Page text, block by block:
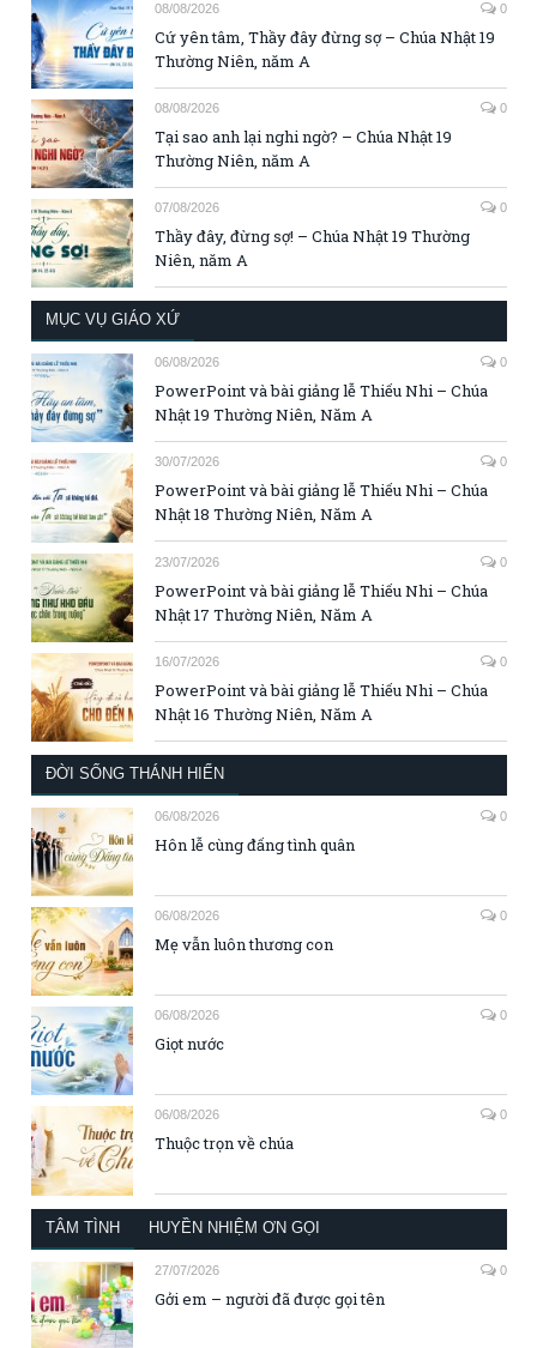
08/08/2026 0
Cứ yên tâm, Thầy đây đừng sợ – Chúa Nhật 19
Thường Niên, năm A
08/08/2026 0
Tại sao anh lại nghi ngờ? – Chúa Nhật 19
Thường Niên, năm A
07/08/2026 0
Thầy đây, đừng sợ! – Chúa Nhật 19 Thường
Niên, năm A
MỤC VỤ GIÁO XỨ
06/08/2026 0
PowerPoint và bài giảng lễ Thiếu Nhi – Chúa
Nhật 19 Thường Niên, Năm A
30/07/2026 0
PowerPoint và bài giảng lễ Thiếu Nhi – Chúa
Nhật 18 Thường Niên, Năm A
23/07/2026 0
PowerPoint và bài giảng lễ Thiếu Nhi – Chúa
Nhật 17 Thường Niên, Năm A
16/07/2026 0
PowerPoint và bài giảng lễ Thiếu Nhi – Chúa
Nhật 16 Thường Niên, Năm A
ĐỜI SỐNG THÁNH HIẾN
06/08/2026 0
Hôn lễ cùng đấng tình quân
06/08/2026 0
Mẹ vẫn luôn thương con
06/08/2026 0
Giọt nước
06/08/2026 0
Thuộc trọn về chúa
TÂM TÌNH HUYỀN NHIỆM ƠN GỌI
27/07/2026 0
Gởi em – người đã được gọi tên